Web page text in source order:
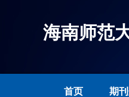
海南师范
首页 期